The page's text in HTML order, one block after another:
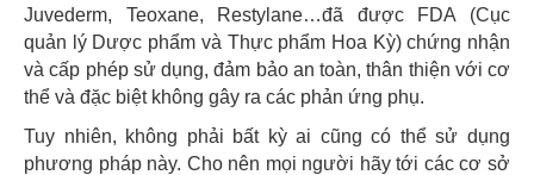
Juvederm, Teoxane, Restylane…đã được FDA (Cục
quản lý Dược phẩm và Thực phẩm Hoa Kỳ) chứng nhận
và cấp phép sử dụng, đảm bảo an toàn, thân thiện với cơ
thể và đặc biệt không gây ra các phản ứng phụ.
Tuy nhiên, không phải bất kỳ ai cũng có thể sử dụng
phương pháp này. Cho nên mọi người hãy tới các cơ sở